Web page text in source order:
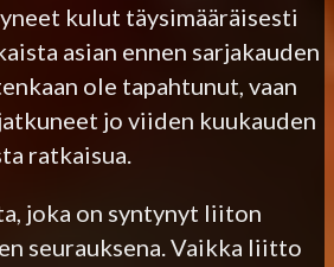
kulut täysimääräisesti
asian ennen sarjakauden
ole tapahtunut, vaan
jo viiden kuukauden
ratkaisua.
joka on syntynyt liiton
seurauksena. Vaikka liitto